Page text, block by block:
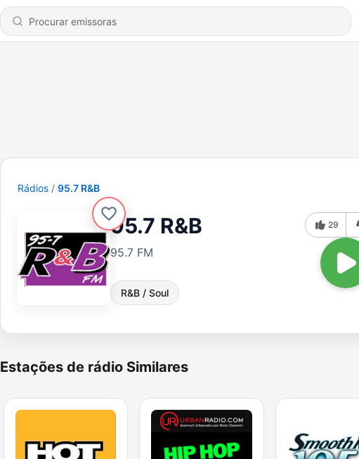
Rádios 95.7 R&B
95.7 R&B
95.7 FM
R&B / Soul
29
Estações de rádio Similares